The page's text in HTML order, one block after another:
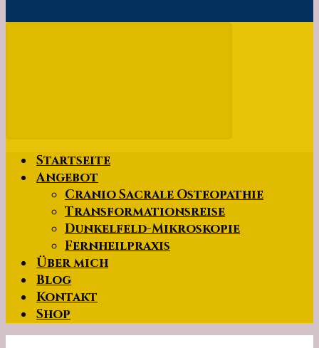
Startseite
Angebot
Cranio Sacrale Osteopathie
Transformationsreise
Dunkelfeld-Mikroskopie
Fernheilpraxis
Über mich
Blog
Kontakt
Shop